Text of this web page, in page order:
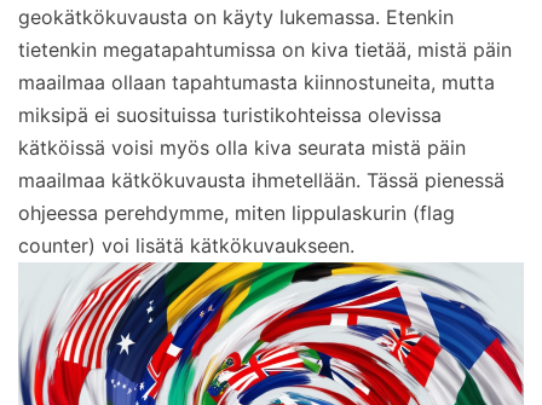
geokätkökuvausta on käyty lukemassa. Etenkin
tietenkin megatapahtumissa on kiva tietää, mistä päin
maailmaa ollaan tapahtumasta kiinnostuneita, mutta
miksipä ei suosituissa turistikohteissa olevissa
kätköissä voisi myös olla kiva seurata mistä päin
maailmaa kätkökuvausta ihmetellään. Tässä pienessä
ohjeessa perehdymme, miten lippulaskurin (flag
counter) voi lisätä kätkökuvaukseen.